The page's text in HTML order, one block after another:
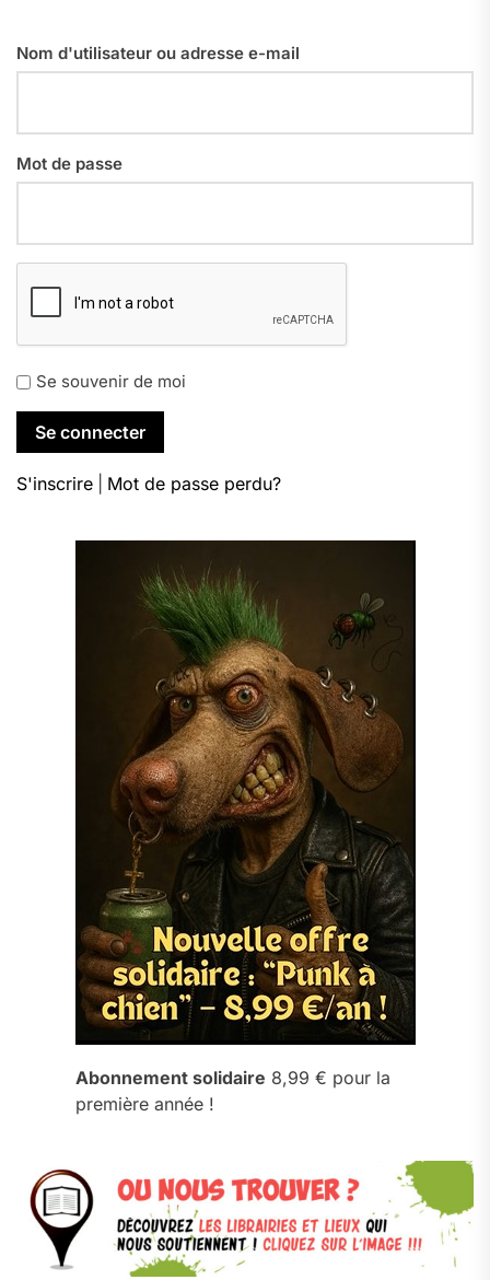
Nom d'utilisateur ou adresse e-mail
Mot de passe
Se souvenir de moi
S'inscrire Mot de passe perdu?
Abonnement solidaire 8,99 € pour la
première année !